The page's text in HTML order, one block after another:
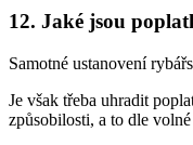
12. Jaké jsou
Samotné ustanovení
Je však třeba uhradit
způsobilosti, a to dle